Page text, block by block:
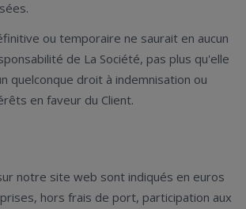
ou temporaire ne saurait en aucun
de La Société, pas plus qu'elle
quelconque droit à indemnisation ou
en faveur du Client.
notre site web sont indiqués en euros
hors frais de port, participation aux